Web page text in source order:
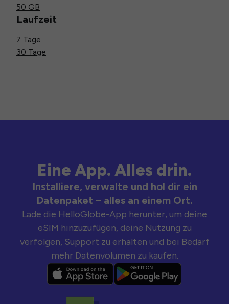
50 GB
Laufzeit
7 Tage
30 Tage
Eine App. Alles drin.
Installiere, verwalte und hol dir ein
Datenpaket – alles an einem Ort.
Lade die HelloGlobe-App herunter, um deine
eSIM hinzuzufügen, deine Nutzung zu
verfolgen, Support zu erhalten und bei Bedarf
mehr Datenvolumen zu kaufen.